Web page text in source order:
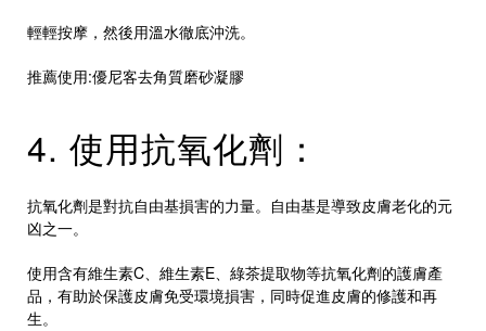
輕輕按摩，然後用溫水徹底沖洗。
推薦使用:優尼客去角質磨砂凝膠
4. 使用抗氧化劑：
抗氧化劑是對抗自由基損害的力量。自由基是導致皮膚老化的元
凶之一。
使用含有維生素C、維生素E、綠茶提取物等抗氧化劑的護膚產
品，有助於保護皮膚免受環境損害，同時促進皮膚的修護和再
生。